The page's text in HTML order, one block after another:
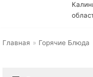
Главная » Горячие Блюда